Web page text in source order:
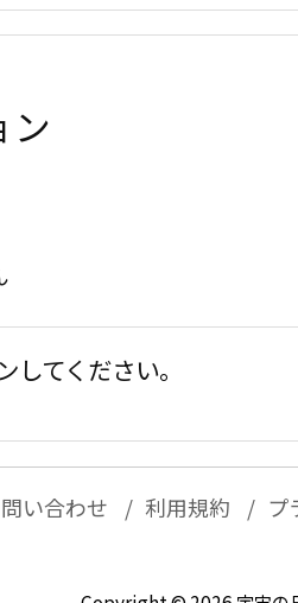
ン
てください。
問い合わせ 利用規約 プ